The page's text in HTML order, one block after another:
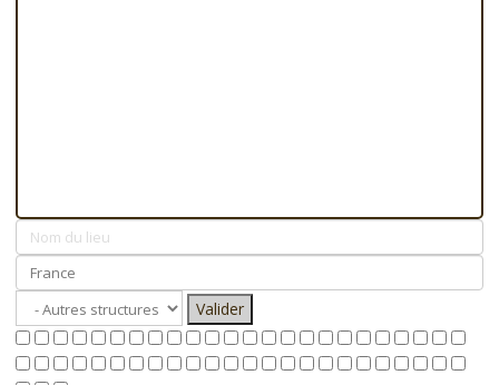
Valider